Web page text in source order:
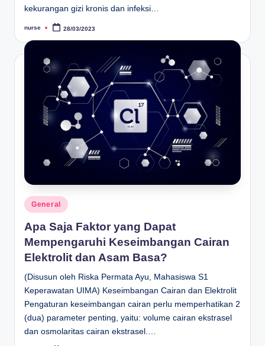
kekurangan gizi kronis dan infeksi…
Posted
nurse 28/03/2023
Posted
in
General
Apa Saja Faktor yang Dapat
Mempengaruhi Keseimbangan Cairan
Elektrolit dan Asam Basa?
(Disusun oleh Riska Permata Ayu, Mahasiswa S1
Keperawatan UIMA) Keseimbangan Cairan dan Elektrolit
Pengaturan keseimbangan cairan perlu memperhatikan 2
(dua) parameter penting, yaitu: volume cairan ekstrasel
dan osmolaritas cairan ekstrasel.…